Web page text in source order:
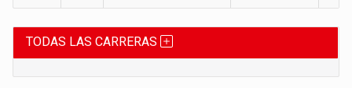
TODAS LAS CARRERAS